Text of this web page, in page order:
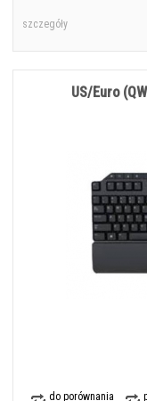
szczegóły
do porównania
US/Euro